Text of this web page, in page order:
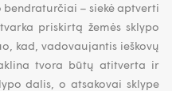
bendraturčiai – siekė aptverti
priskirtą žemės sklypo
kad, vadovaujantis ieškovų
tvora būtų atitverta ir
dalis, o atsakovai sklype